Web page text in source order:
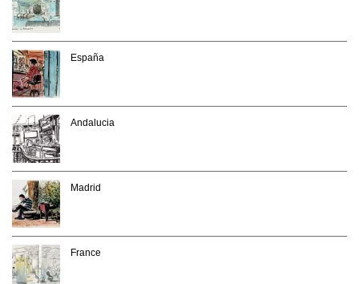
España
Andalucia
Madrid
France